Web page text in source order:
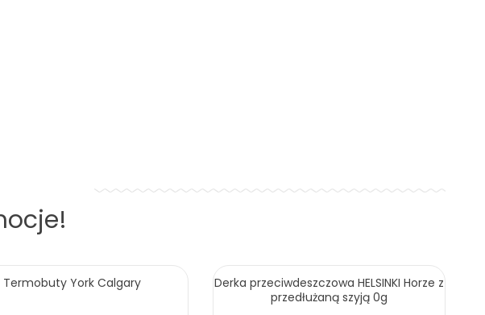
Termobuty York Calgary
Derka przeciwdeszczowa HELSINKI Horze z
przedłużaną szyją 0g